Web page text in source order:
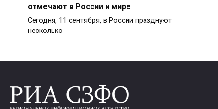
отмечают в России и мире
Сегодня, 11 сентября, в России празднуют
несколько